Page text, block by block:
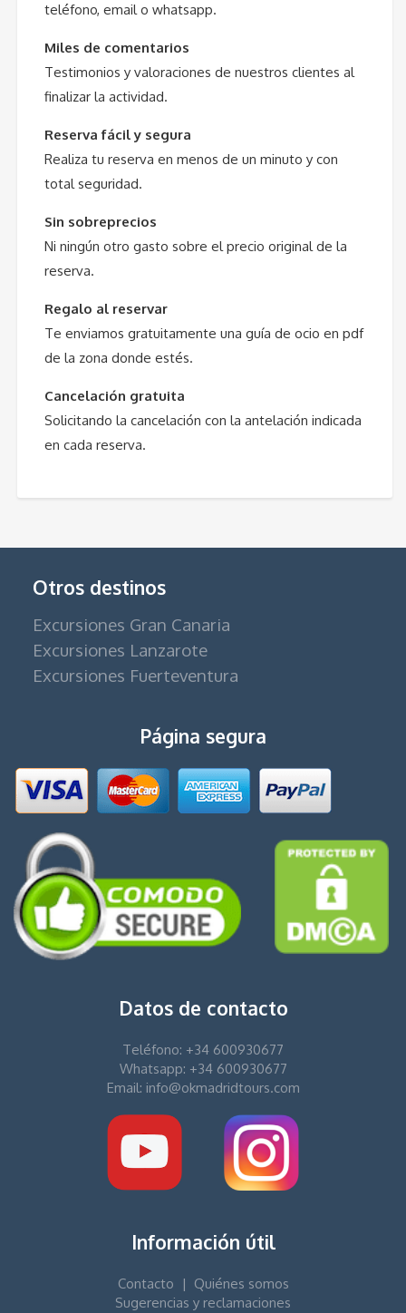
teléfono, email o whatsapp.
Miles de comentarios
Testimonios y valoraciones de nuestros clientes al
finalizar la actividad.
Reserva fácil y segura
Realiza tu reserva en menos de un minuto y con
total seguridad.
Sin sobreprecios
Ni ningún otro gasto sobre el precio original de la
reserva.
Regalo al reservar
Te enviamos gratuitamente una guía de ocio en pdf
de la zona donde estés.
Cancelación gratuita
Solicitando la cancelación con la antelación indicada
en cada reserva.
Otros destinos
Excursiones Gran Canaria
Excursiones Lanzarote
Excursiones Fuerteventura
Página segura
Datos de contacto
Teléfono: +34 600930677
Whatsapp: +34 600930677
Email: info@okmadridtours.com
Información útil
Contacto | Quiénes somos
Sugerencias y reclamaciones